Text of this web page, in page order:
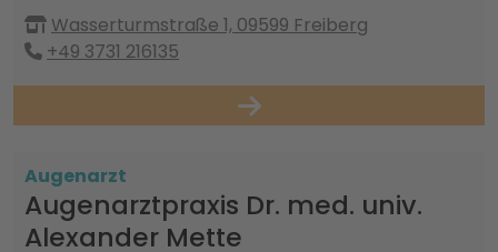
Wasserturmstraße 1, 09599 Freiberg
+49 3731 216135
Augenarzt
Augenarztpraxis Dr. med. univ.
Alexander Mette